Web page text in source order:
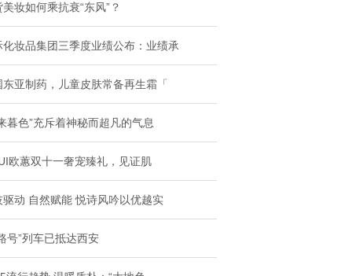
美妆如何乘抗衰“东风”？
化妆品集团三季度业绩公布：业绩承
东亚制药，儿童皮肤常备再生霜「
暮色”充斥着神秘而超凡的气息
欧蕙双十一奢宠臻礼，见证肌
驱动 自然赋能 悦诗风吟以优越实
号”列车已抵达西安